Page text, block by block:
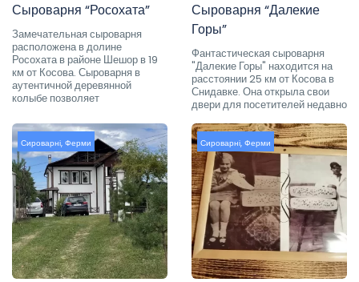
Сыроварня “Росохата”
Замечательная сыроварня
расположена в долине
Росохата в районе Шешор в 19
км от Косова. Сыроварня в
аутентичной деревянной
колыбе позволяет
Сыроварня “Далекие
Горы”
Фантастическая сыроварня
"Далекие Горы" находится на
расстоянии 25 км от Косова в
Снидавке. Она открыла свои
двери для посетителей недавно
Сироварні, Ферми Сироварні, Ферми